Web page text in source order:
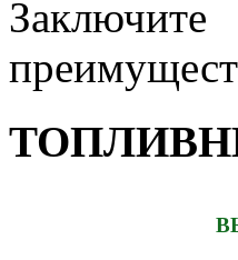
Заключите